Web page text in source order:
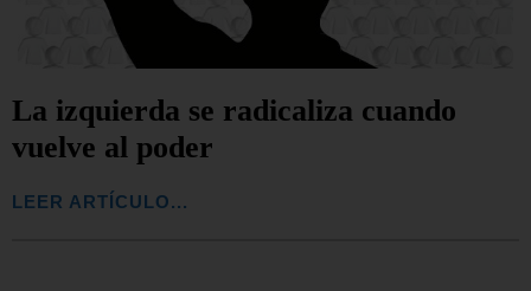
La izquierda se radicaliza cuando
vuelve al poder
LEER ARTÍCULO...